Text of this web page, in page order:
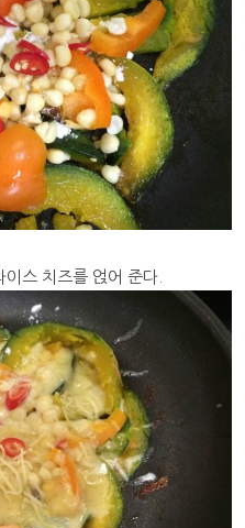
스 치즈를 얹어 준다.